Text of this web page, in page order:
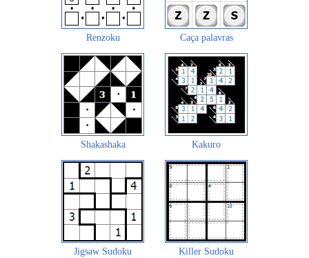
Renzoku Caça palavras
Shakashaka Kakuro
Jigsaw Sudoku Killer Sudoku